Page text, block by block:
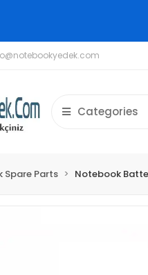
Categories
Spare Parts Notebook